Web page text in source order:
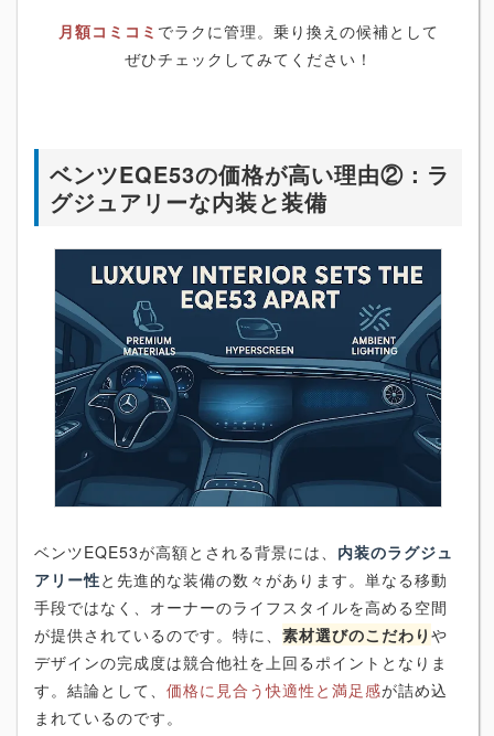
月額コミコミ でラクに管理。乗り換えの候補として
ぜひチェックしてみてください！
ベンツEQE53の価格が高い理由②：ラ
グジュアリーな内装と装備
ベンツEQE53が高額とされる背景には、 内装のラグジュ
アリー性と先進的な装備の数々があります。単なる移動
手段ではなく、オーナーのライフスタイルを高める空間
が提供されているのです。特に、 素材選びのこだわり や
デザインの完成度は競合他社を上回るポイントとなりま
す。結論として、 価格に見合う快適性と満足感が詰め込
まれているのです。